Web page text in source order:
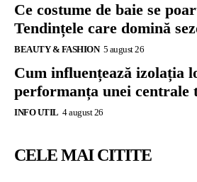
Ce costume de baie se
Tendințele care domină
BEAUTY & FASHION 5 august 26
Cum influențează izolația
performanța unei centrale
INFO UTIL 4 august 26
CELE MAI CITITE